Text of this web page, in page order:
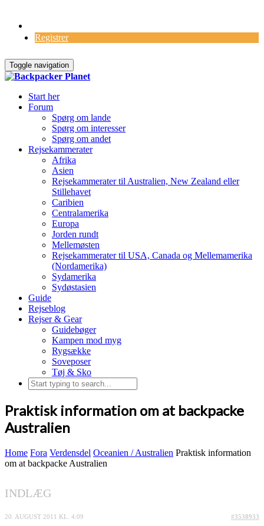
Registrer
Toggle navigation
Start her
Forum
Spørg om lande
Spørg om interesser
Spørg om andet
Rejsekammerater
Afrika
Asien
Rejsekammerater til Australien, New Zealand eller
Stillehavet
Caribien
Centralamerika
Europa
Jorden rundt
Mellemøsten
Rejsekammerater til USA, Canada og Mellemamerika
(Nordamerika)
Sydamerika
Sydøstasien
Guide
Rejseblog
Rejser & Gear
Guidebøger
Kampen mod myg
Rygsække
Soveposer
Tøj & Sko
Praktisk information om at backpacke
Australien
Home Fora Verdensdel Oceanien / Australien Praktisk information
om at backpacke Australien
INDLÆG
20. AUGUST 2011 KL. 4:09 #3538933